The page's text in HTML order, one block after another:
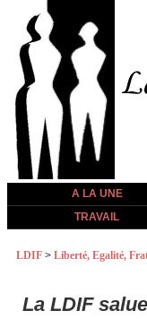
A LA UNE
TRAVAIL
LDIF > Liberté, Egalité,
La LDIF